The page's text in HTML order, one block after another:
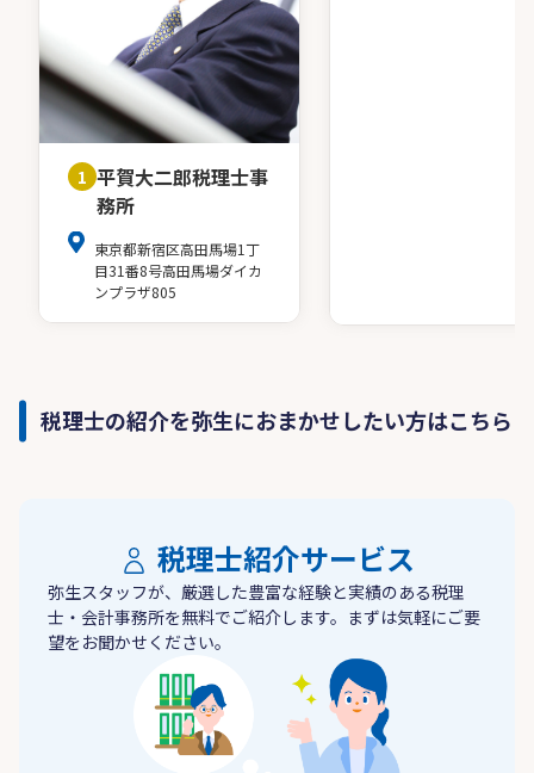
1 平賀大二郎税理士事
務所
東京都新宿区高田馬場1丁
目31番8号高田馬場ダイカ
ンプラザ805
税理士の紹介を弥生におまかせしたい方はこちら
税理士紹介サービス
弥生スタッフが、厳選した豊富な経験と実績のある税理
士・会計事務所を無料でご紹介します。まずは気軽にご要
望をお聞かせください。